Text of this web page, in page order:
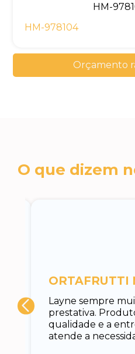
HM-
HM-978104
Orçamento
O que dizem
Layne sempre
prestativa.
qualidade e a
atende a
ORTAFRUTTI